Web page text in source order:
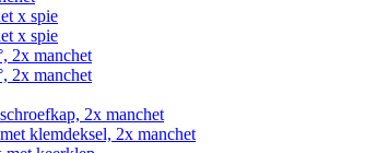
x spie
x spie
2x manchet
2x manchet
2x manchet
klemdeksel, 2x manchet